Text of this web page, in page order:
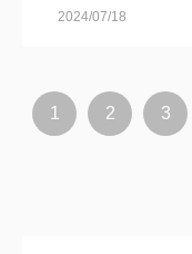
2024/07/18
1 2 3